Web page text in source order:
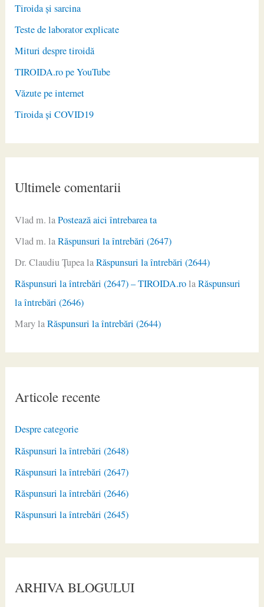
Tiroida și sarcina
Teste de laborator explicate
Mituri despre tiroidă
TIROIDA.ro pe YouTube
Văzute pe internet
Tiroida și COVID19
Ultimele comentarii
Vlad m. laPostează aici întrebarea ta
Vlad m. laRăspunsuri la întrebări (2647)
Dr. Claudiu ŢupealaRăspunsuri la întrebări (2644)
Răspunsuri la întrebări (2647) – TIROIDA.rolaRăspunsuri
la întrebări (2646)
MarylaRăspunsuri la întrebări (2644)
Articole recente
Despre categorie
Răspunsuri la întrebări (2648)
Răspunsuri la întrebări (2647)
Răspunsuri la întrebări (2646)
Răspunsuri la întrebări (2645)
ARHIVA BLOGULUI